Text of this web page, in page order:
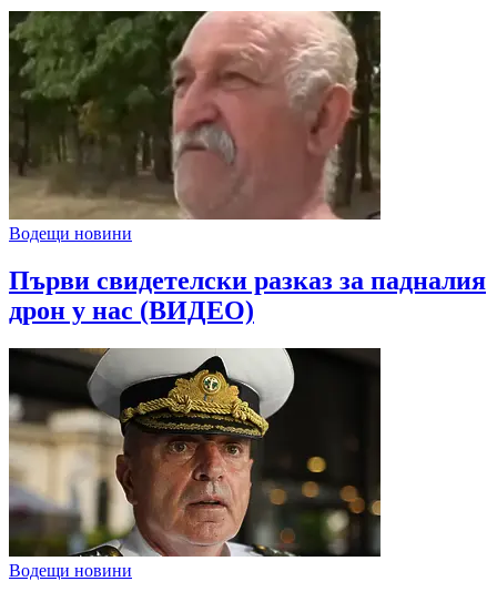
Водещи новини
Първи свидетелски разказ за падналия
дрон у нас (ВИДЕО)
Водещи новини